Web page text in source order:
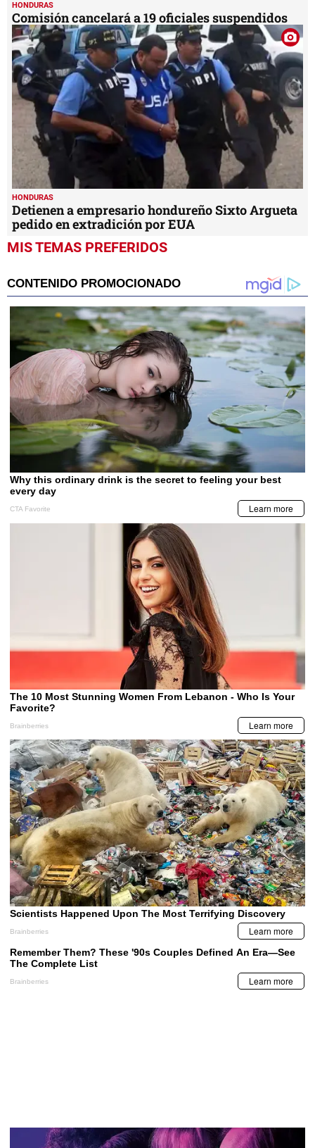
HONDURAS
Comisión cancelará a 19 oficiales suspendidos
HONDURAS
Detienen a empresario hondureño Sixto Argueta
pedido en extradición por EUA
MIS TEMAS PREFERIDOS